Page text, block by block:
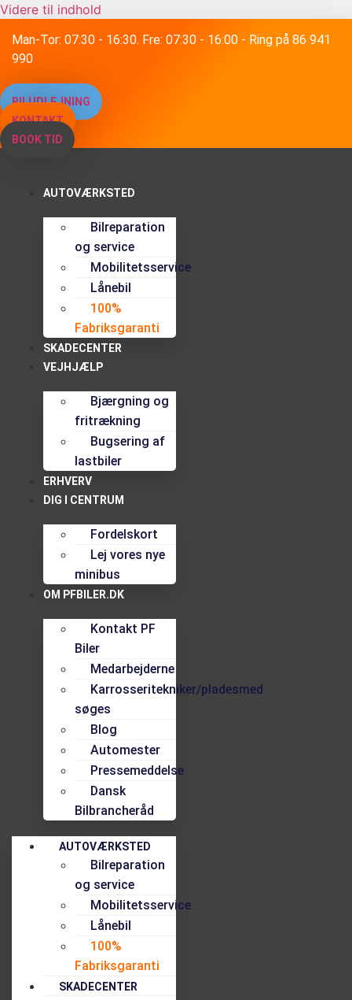
Videre til indhold
Man-Tor: 07:30 - 16:30. Fre: 07:30 - 16:00 - Ring på 86 941
990
BILUDLEJNING
KONTAKT
BOOK TID
AUTOVÆRKSTED
Bilreparation
og service
Mobilitetsservice
Lånebil
100%
Fabriksgaranti
SKADECENTER
VEJHJÆLP
Bjærgning og
fritrækning
Bugsering af
lastbiler
ERHVERV
DIG I CENTRUM
Fordelskort
Lej vores nye
minibus
OM PFBILER.DK
Kontakt PF
Biler
Medarbejderne
Karrosseritekniker/pladesmed
søges
Blog
Automester
Pressemeddelse
Dansk
Bilbrancheråd
AUTOVÆRKSTED
Bilreparation
og service
Mobilitetsservice
Lånebil
100%
Fabriksgaranti
SKADECENTER